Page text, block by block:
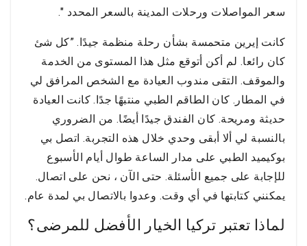
سعر المواصلات ورحلات المدينة بالسعر المحدد ".
كانت إيرين متحمسة بشأن رحلة منظمة جيدًا. ”كل شئ
كان رائعا. لم أكن أتوقع مثل هذا المستوى من الخدمة
والموقف. التقى مندوب العيادة مع الشخص المرافق لي
في المطار. كان الطاقم الطبي منتبهًا جدًا. كانت العيادة
حديثة ومريحة. كان الفندق جيدًا أيضًا. من الضروري
بالنسبة لي ألا أبقى وحدي خلال هذه التجربة. اتصل بي
بوكيميد الطبي على مدار الساعة طوال أيام الأسبوع
للإجابة على جميع الأسئلة. حتى الآن ، نحن على اتصال.
يمكنني كتابتها في أي وقت. وعدوا بالاتصال بي لمدة عام.
لماذا تعتبر تركيا الخيار الأفضل للمرضى؟